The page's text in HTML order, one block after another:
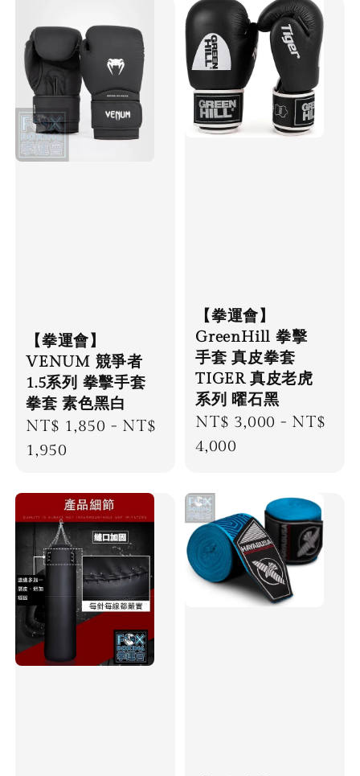
加入購物車
【拳運會】
VENUM 競爭者
1.5系列 拳擊手套
拳套 素色黑白
Regular
price
NT$ 1,850 - NT$
1,950
【拳運會】
GreenHill 拳擊
手套 真皮拳套
TIGER 真皮老虎
系列 曜石黑
Regular
price
NT$ 3,000 - NT$
4,000